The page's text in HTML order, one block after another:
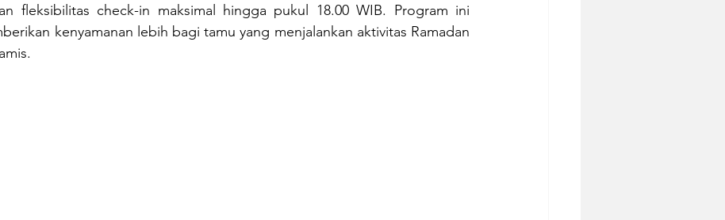
fleksibilitas check-in maksimal hingga pukul 18.00 WIB. Program ini
kenyamanan lebih bagi tamu yang menjalankan aktivitas Ramadan